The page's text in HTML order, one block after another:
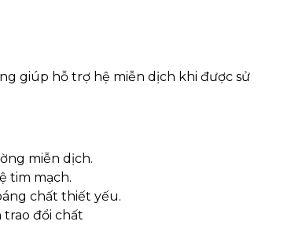
giúp hỗ trợ hệ miễn dịch khi được sử
miễn dịch.
tim mạch.
chất thiết yếu.
trao đổi chất